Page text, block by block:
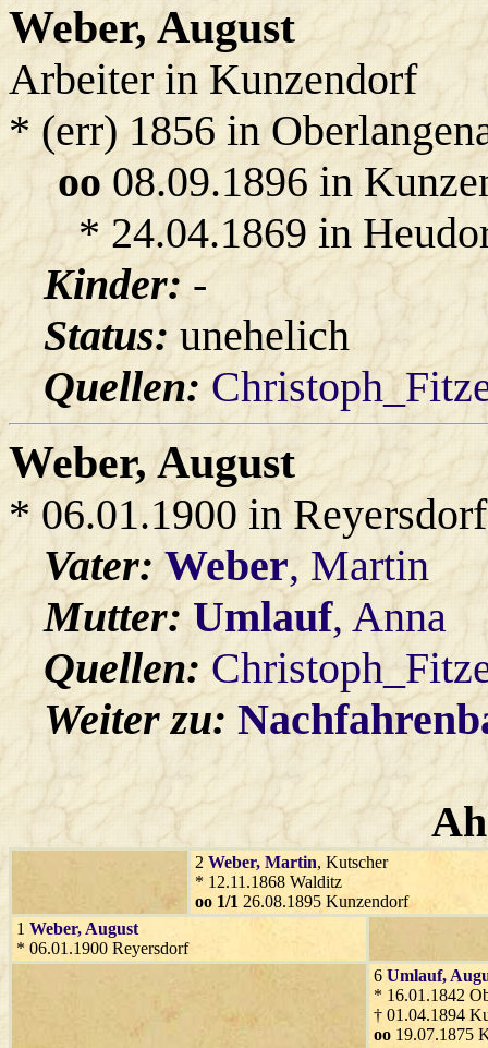
Weber, August
Arbeiter in Kunzendorf
* (err) 1856 in
oo08.09.1896 in
* 24.04.1869 in
Kinder:-
Status:unehelich
Quellen:
Weber, August
* 06.01.1900 in Reyersdorf
Vater:Weber, Martin
Mutter:Umlauf, Anna
Quellen:
Weiter zu:
2 Weber, Martin, Kutscher
* 12.11.1868 Walditz
oo 1/1 26.08.1895 Kunzendorf
1 Weber, August
* 06.01.1900 Reyersdorf
6 Umlauf,
* 16.01.1842
† 01.04.1894
oo 19.07.1875